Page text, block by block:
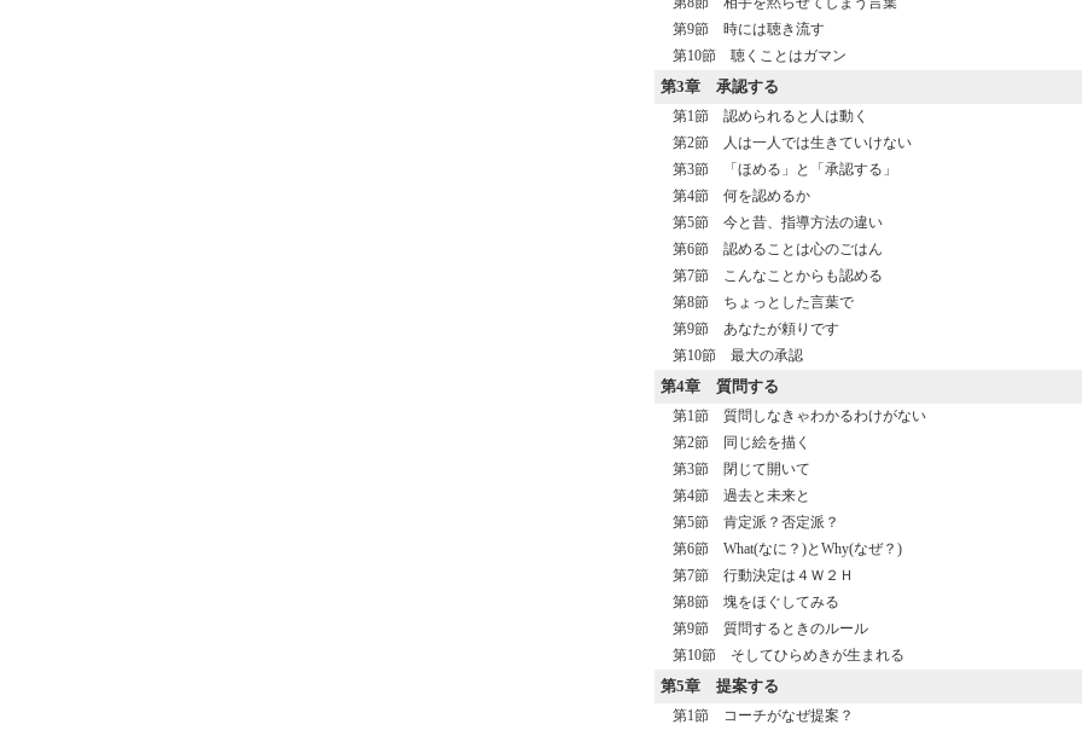
第9節 時には聴き流す
第10節 聴くことはガマン
第3章 承認する
第1節 認められると人は動く
第2節 人は一人では生きていけない
第3節 「ほめる」と「承認する」
第4節 何を認めるか
第5節 今と昔、指導方法の違い
第6節 認めることは心のごはん
第7節 こんなことからも認める
第8節 ちょっとした言葉で
第9節 あなたが頼りです
第10節 最大の承認
第4章 質問する
第1節 質問しなきゃわかるわけがない
第2節 同じ絵を描く
第3節 閉じて開いて
第4節 過去と未来と
第5節 肯定派？否定派？
第6節 What(なに？)とWhy(なぜ？)
第7節 行動決定は４Ｗ２Ｈ
第8節 塊をほぐしてみる
第9節 質問するときのルール
第10節 そしてひらめきが生まれる
第5章 提案する
第1節 コーチがなぜ提案？